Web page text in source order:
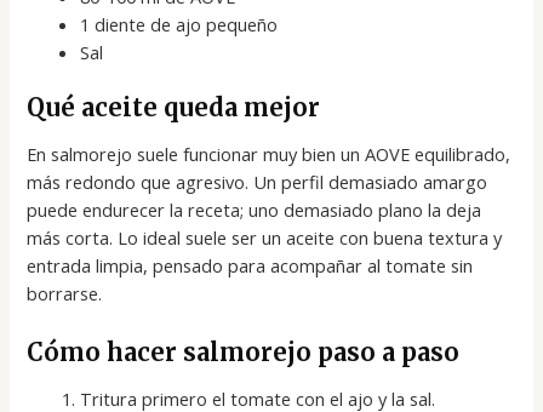
1 diente de ajo pequeño
Sal
Qué aceite queda mejor
En salmorejo suele funcionar muy bien un AOVE equilibrado,
más redondo que agresivo. Un perfil demasiado amargo
puede endurecer la receta; uno demasiado plano la deja
más corta. Lo ideal suele ser un aceite con buena textura y
entrada limpia, pensado para acompañar al tomate sin
borrarse.
Cómo hacer salmorejo paso a paso
Tritura primero el tomate con el ajo y la sal.